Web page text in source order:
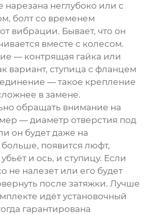
нарезана неглубоко или с
болт со временем
вибрации. Бывает, что он
вместе с колесом.
— контрящая гайка или
вариант, ступица с фланцем
— такое крепление
в замене.
обращать внимание на
— диаметр отверстия под
он будет даже на
появится люфт,
и ось, и ступицу. Если
не налезет или его будет
после затяжки. Лучше
идёт установочный
гарантирована